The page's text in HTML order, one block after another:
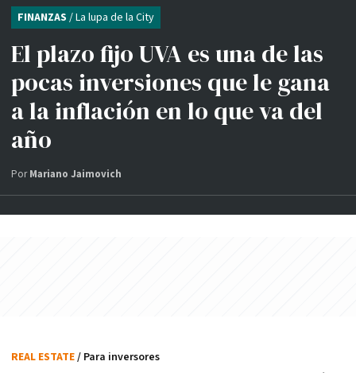
El plazo fijo UVA es una de las
pocas inversiones que le gana
a la inflación en lo que va del
año
FINANZAS / La lupa de la City
PorMariano Jaimovich
REAL ESTATE/ Para inversores